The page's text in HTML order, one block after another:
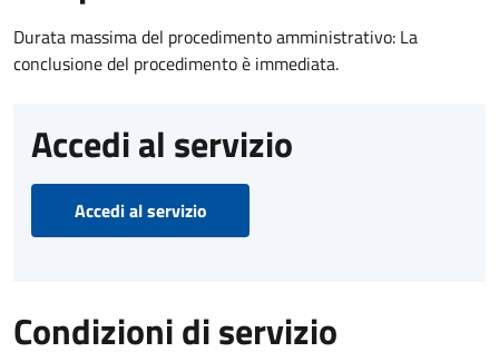
Durata massima del procedimento amministrativo: La
conclusione del procedimento è immediata.
Accedi al servizio
Accedi al servizio
Condizioni di servizio